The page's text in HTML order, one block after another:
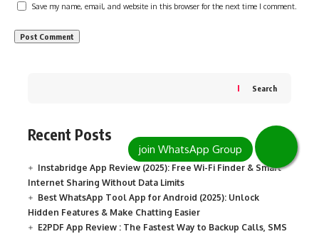
Save my name, email, and website in this browser for the next time I comment.
Search
Recent Posts
Instabridge App Review (2025): Free Wi-Fi Finder & Smart
Internet Sharing Without Data Limits
Best WhatsApp Tool App for Android (2025): Unlock
Hidden Features & Make Chatting Easier
E2PDF App Review : The Fastest Way to Backup Calls, SMS